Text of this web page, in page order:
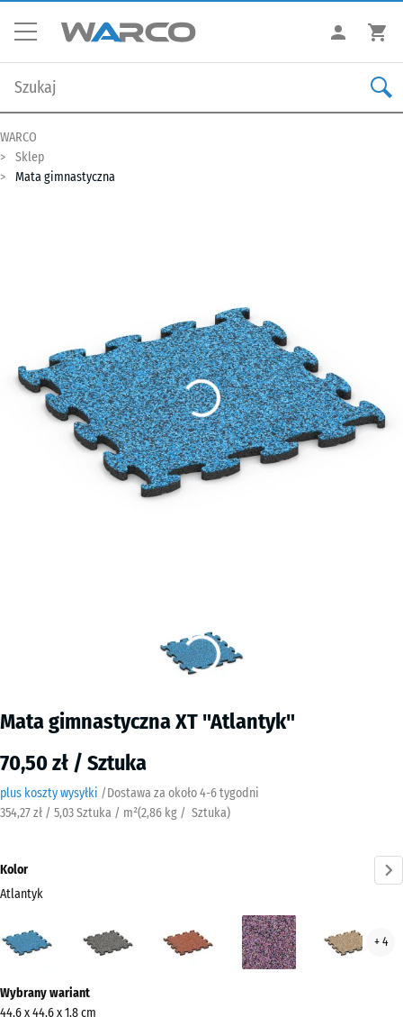
WARCO
Sklep
Mata gimnastyczna
Mata gimnastyczna XT "Atlantyk"
70,50 zł / Sztuka
plus koszty wysyłki /Dostawa za około4-6 tygodni
354,27 zł / 5,03 Sztuka / m²(2,86 kg / Sztuka)
Kolor
Atlantyk
(active)
granit
Lawenda
+ 4
informacji
Wybrany wariant
44,6 x 44,6 x 1,8 cm